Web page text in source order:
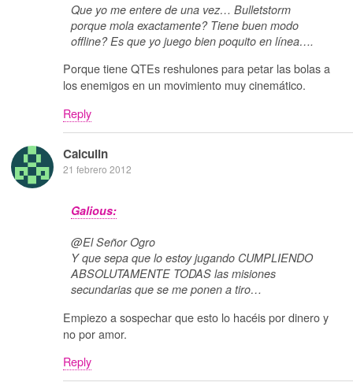
Que yo me entere de una vez… Bulletstorm
porque mola exactamente? Tiene buen modo
offline? Es que yo juego bien poquito en línea….
Porque tiene QTEs reshulones para petar las bolas a
los enemigos en un movimiento muy cinemático.
Reply
Calculin
21 febrero 2012
Galious:
@El Señor Ogro
Y que sepa que lo estoy jugando CUMPLIENDO
ABSOLUTAMENTE TODAS las misiones
secundarias que se me ponen a tiro…
Empiezo a sospechar que esto lo hacéis por dinero y
no por amor.
Reply